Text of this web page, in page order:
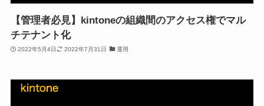
【管理者必見】kintoneの組織間のアクセス権でマル
チテナント化
2022年5月4日 2022年7月31日 運用